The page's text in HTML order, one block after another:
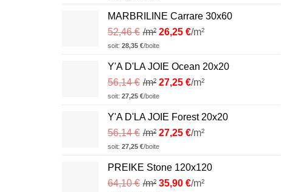
MARBRILINE Carrare 30x60
52,46€ /m² 26,25 €/m²
soit: 28,35 €/boite
Y'A D'LA JOIE Ocean 20x20
56,14€ /m² 27,25 €/m²
soit: 27,25 €/boite
Y'A D'LA JOIE Forest 20x20
56,14€ /m² 27,25 €/m²
soit: 27,25 €/boite
PREIKE Stone 120x120
64,10€ /m² 35,90 €/m²